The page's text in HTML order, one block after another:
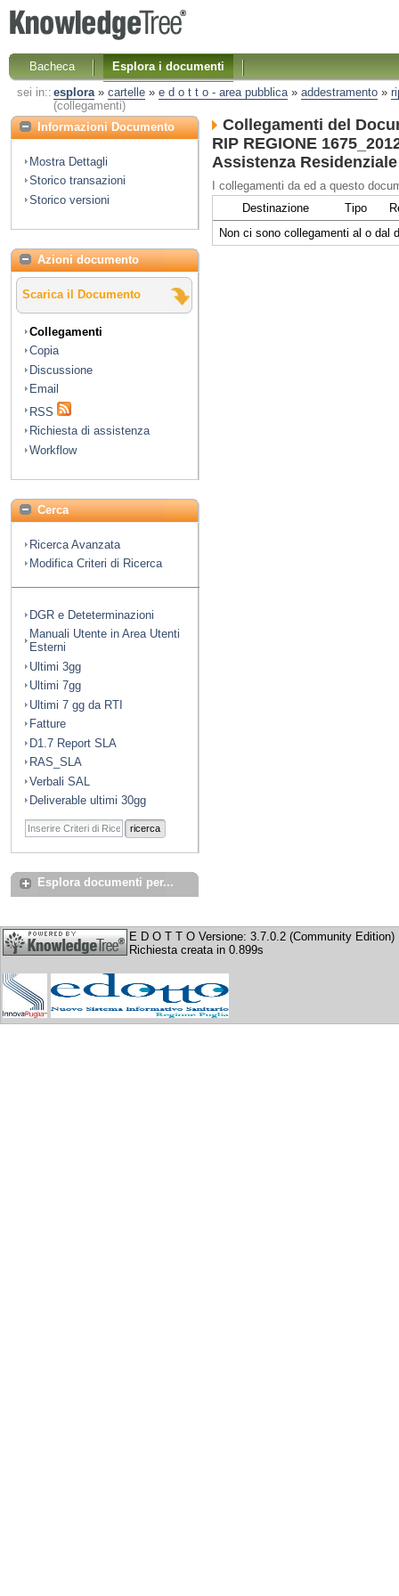
Bacheca
Esplora i documenti
sei in:: esplora» cartelle» e d o t t o - area pubblica» addestramento»
(collegamenti)
Informazioni Documento
Mostra Dettagli
Storico transazioni
Storico versioni
Azioni documento
Scarica il Documento
Collegamenti
Copia
Discussione
Email
RSS
Richiesta di assistenza
Workflow
Cerca
Ricerca Avanzata
Modifica Criteri di Ricerca
DGR e Deteterminazioni
Manuali Utente in Area Utenti
Esterni
Ultimi 3gg
Ultimi 7gg
Ultimi 7 gg da RTI
Fatture
D1.7 Report SLA
RAS_SLA
Verbali SAL
Deliverable ultimi 30gg
ricerca
Esplora documenti per...
Collegamenti del
RIP REGIONE
Assistenza Residenziale
I collegamenti da ed a questo
Destinazione
Tipo
Non ci sono collegamenti al o dal
E D O T T O Versione: 3.7.0.2 (Community Edition)
Richiesta creata in 0.899s